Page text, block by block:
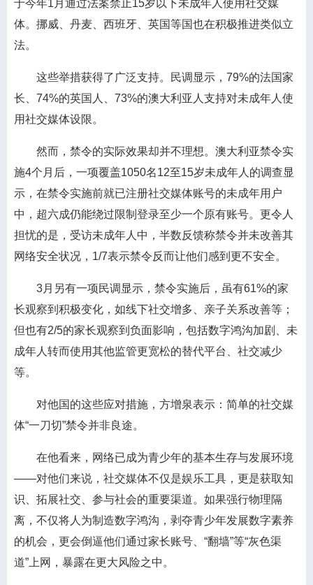
于今年1月通过法案禁止15岁以下未成年人使用社交媒
体。挪威、丹麦、西班牙、英国等国也在积极推进类似立
法。
这些举措获得了广泛支持。民调显示，79%的法国家
长、74%的英国人、73%的澳大利亚人支持对未成年人使
用社交媒体设限。
然而，禁令的实际效果却并不理想。澳大利亚禁令实
施4个月后，一项覆盖1050名12至15岁未成年人的调查显
示，在禁令实施前就已注册社交媒体账号的未成年用户
中，超六成仍能绕过限制登录至少一个原有账号。更令人
担忧的是，受访未成年人中，半数反馈称禁令并未改善其
网络安全状况，1/7表示禁令反而让他们感到更不安全。
3月另有一项民调显示，禁令实施后，虽有61%的家
长观察到积极变化，如线下社交增多、亲子关系改善等；
但也有2/5的家长观察到负面影响，包括数字鸿沟加剧、未
成年人转而使用其他监管更宽松的替代平台、社交减少
等。
对他国的这些应对措施，方增泉表示：简单的社交媒
体“一刀切”禁令并非良途。
在他看来，网络已成为青少年的基本生存与发展环境
——对他们来说，社交媒体不仅是娱乐工具，更是获取知
识、拓展社交、参与社会的重要渠道。如果强行物理隔
离，不仅将人为制造数字鸿沟，剥夺青少年发展数字素养
的机会，更会倒逼他们通过家长账号、“翻墙”等“灰色渠
道”上网，暴露在更大风险之中。